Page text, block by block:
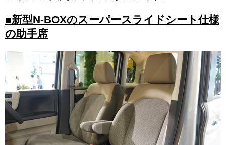
■新型N-BOXのスーパースライドシート仕様
の助手席